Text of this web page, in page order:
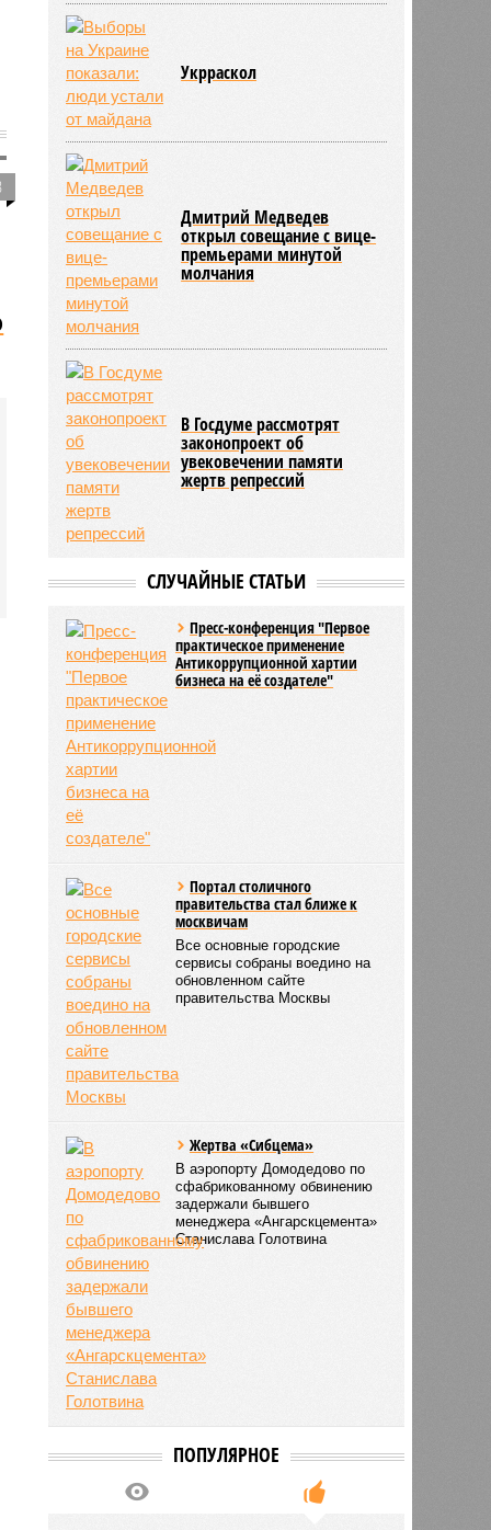
Укрраскол
Дмитрий Медведев
открыл совещание с вице-
премьерами минутой
молчания
В Госдуме рассмотрят
законопроект об
увековечении памяти
жертв репрессий
СЛУЧАЙНЫЕ СТАТЬИ
Пресс-конференция "Первое
практическое применение
Антикоррупционной хартии
бизнеса на её создателе"
Портал столичного
правительства стал ближе к
москвичам
Все основные городские
сервисы собраны воедино на
обновленном сайте
правительства Москвы
Жертва «Сибцема»
В аэропорту Домодедово по
сфабрикованному обвинению
задержали бывшего
менеджера «Ангарскцемента»
Станислава Голотвина
ПОПУЛЯРНОЕ